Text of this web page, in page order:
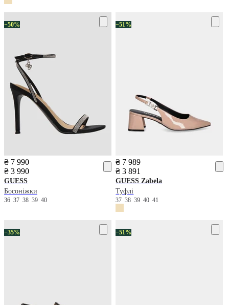
−50%
₴ 7 990
₴ 3 990
GUESS
Босоніжки
36 37 38 39 40
−51%
₴ 7 989
₴ 3 891
GUESS Zabela
Туфлі
3738394041
−35% −51%